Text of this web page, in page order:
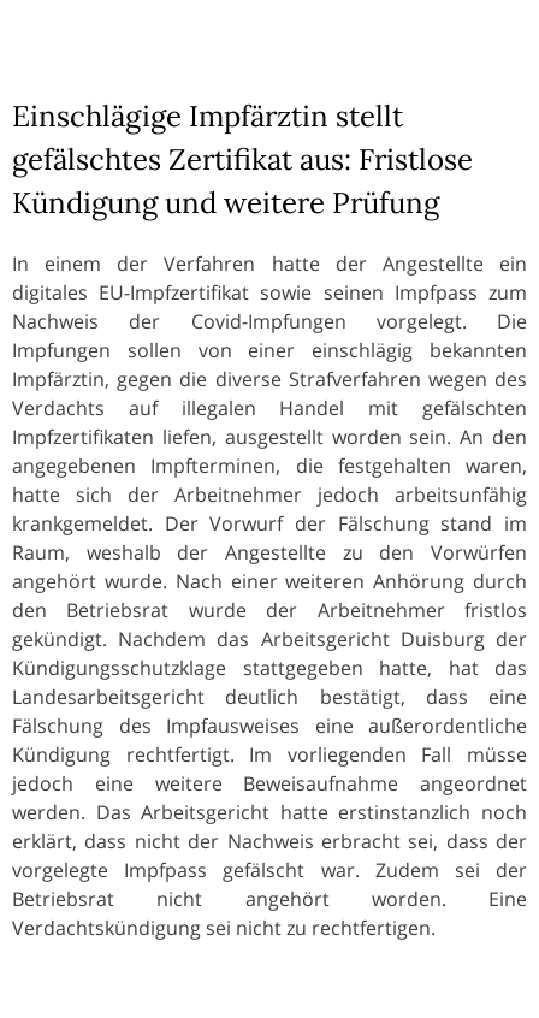
Einschlägige Impfärztin stellt
gefälschtes Zertifikat aus: Fristlose
Kündigung und weitere Prüfung
In einem der Verfahren hatte der Angestellte ein
digitales EU-Impfzertifikat sowie seinen Impfpass zum
Nachweis der Covid-Impfungen vorgelegt. Die
Impfungen sollen von einer einschlägig bekannten
Impfärztin, gegen die diverse Strafverfahren wegen des
Verdachts auf illegalen Handel mit gefälschten
Impfzertifikaten liefen, ausgestellt worden sein. An den
angegebenen Impfterminen, die festgehalten waren,
hatte sich der Arbeitnehmer jedoch arbeitsunfähig
krankgemeldet. Der Vorwurf der Fälschung stand im
Raum, weshalb der Angestellte zu den Vorwürfen
angehört wurde. Nach einer weiteren Anhörung durch
den Betriebsrat wurde der Arbeitnehmer fristlos
gekündigt. Nachdem das Arbeitsgericht Duisburg der
Kündigungsschutzklage stattgegeben hatte, hat das
Landesarbeitsgericht deutlich bestätigt, dass eine
Fälschung des Impfausweises eine außerordentliche
Kündigung rechtfertigt. Im vorliegenden Fall müsse
jedoch eine weitere Beweisaufnahme angeordnet
werden. Das Arbeitsgericht hatte erstinstanzlich noch
erklärt, dass nicht der Nachweis erbracht sei, dass der
vorgelegte Impfpass gefälscht war. Zudem sei der
Betriebsrat nicht angehört worden. Eine
Verdachtskündigung sei nicht zu rechtfertigen.